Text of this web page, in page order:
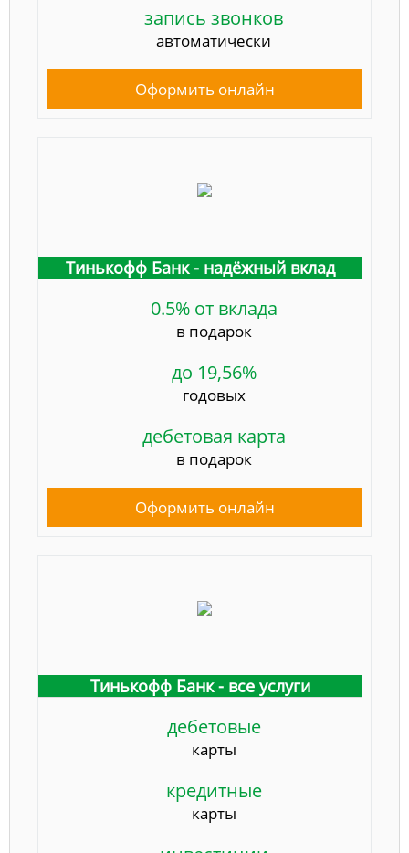
запись звонков
автоматически
Оформить онлайн
Тинькофф Банк - надёжный вклад
0.5% от вклада
в подарок
до 19,56%
годовых
дебетовая карта
в подарок
Оформить онлайн
Тинькофф Банк - все услуги
дебетовые
карты
кредитные
карты